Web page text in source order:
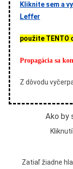
Kliknite sem a
Leffer
použite TENTO
Propagácia sa
Z dôvodu
Ako by
Zatiaľ žiadne